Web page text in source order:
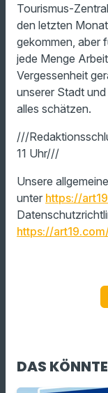
00:00
Tourismus-
den letzten
gekommen, aber
jede Menge
Vergessenheit
unserer Stadt
alles schätzen.
///
11 Uhr///
Unsere
unter https://
https://
DAS